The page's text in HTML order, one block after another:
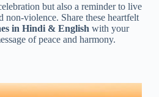
but also a reminder to live
violence. Share these heartfelt
in Hindi & English with your
of peace and harmony.